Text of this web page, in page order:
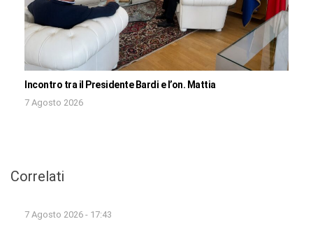
Incontro tra il Presidente Bardi e l’on. Mattia
7 Agosto 2026
Correlati
7 Agosto 2026 - 17:43